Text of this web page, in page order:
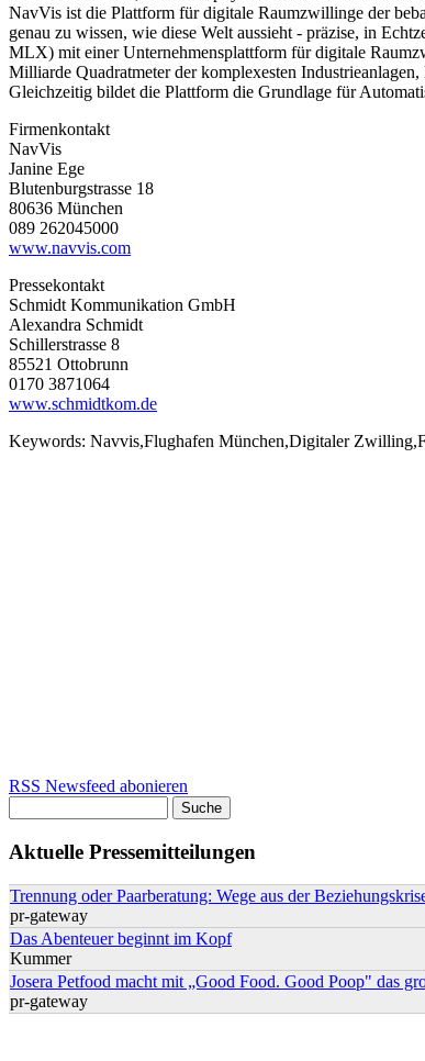
NavVis ist die Plattform für digitale Raumzwillinge der
genau zu wissen, wie diese Welt aussieht - präzise, in
MLX) mit einer Unternehmensplattform für digitale
Milliarde Quadratmeter der komplexesten
Gleichzeitig bildet die Plattform die Grundlage für
Firmenkontakt
NavVis
Janine Ege
Blutenburgstrasse 18
80636 München
089 262045000
www.navvis.com
Pressekontakt
Schmidt Kommunikation GmbH
Alexandra Schmidt
Schillerstrasse 8
85521 Ottobrunn
0170 3871064
www.schmidtkom.de
Keywords: Navvis,Flughafen München,Digitaler
RSS Newsfeed abonieren
Aktuelle Pressemitteilungen
Trennung oder Paarberatung: Wege aus der
pr-gateway
Das Abenteuer beginnt im Kopf
Kummer
Josera Petfood macht mit „Good Food. Good Poop" das
pr-gateway